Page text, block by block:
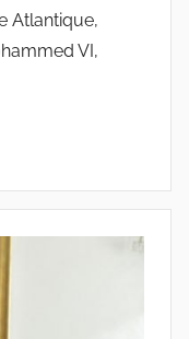
Atlantique,
VI,